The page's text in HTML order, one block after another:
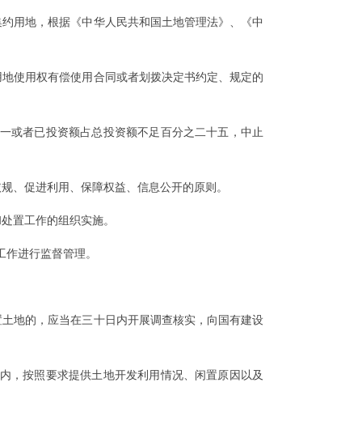
用地，根据《中华人民共和国土地管理法》、《中
使用权有偿使用合同或者划拨决定书约定、规定的
或者已投资额占总投资额不足百分之二十五，中止
促进利用、保障权益、信息公开的原则。
置工作的组织实施。
进行监督管理。
地的，应当在三十日内开展调查核实，向国有建设
，按照要求提供土地开发利用情况、闲置原因以及